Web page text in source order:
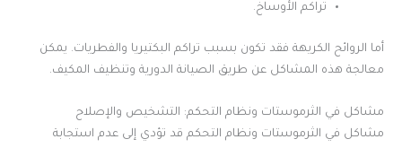
تراكم الأوساخ.
أما الروائح الكريهة فقد تكون بسبب تراكم البكتيريا والفطريات. يمكن
معالجة هذه المشاكل عن طريق الصيانة الدورية وتنظيف المكيف.
مشاكل في الثرموستات ونظام التحكم: التشخيص والإصلاح
مشاكل في الثرموستات ونظام التحكم قد تؤدي إلى عدم استجابة